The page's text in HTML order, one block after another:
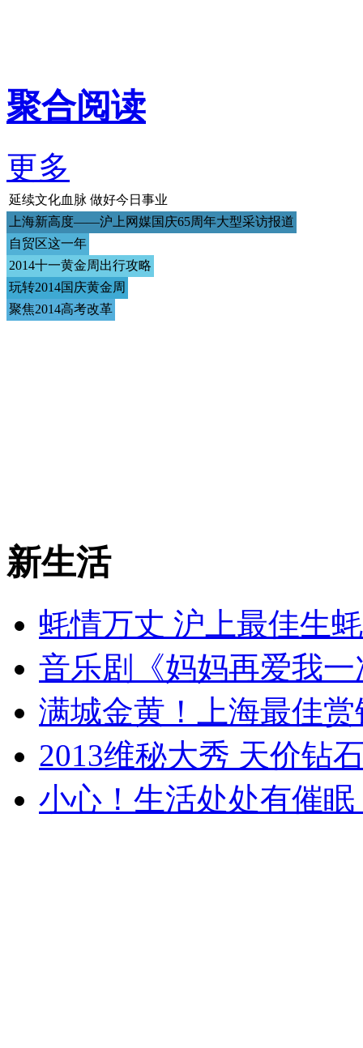
聚合阅读
更多
延续文化血脉 做好今日事业
上海新高度——沪上网媒国庆65周年大型采访报道
自贸区这一年
2014十一黄金周出行攻略
玩转2014国庆黄金周
聚焦2014高考改革
新生活
蚝情万丈 沪上最佳生
音乐剧《妈妈再爱我一
满城金黄！上海最佳
2013维秘大秀 天价钻
小心！生活处处有催眠